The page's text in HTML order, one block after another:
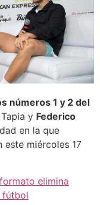
números 1 y 2 del
y Federico
en la que
miércoles 17
elimina
fútbol